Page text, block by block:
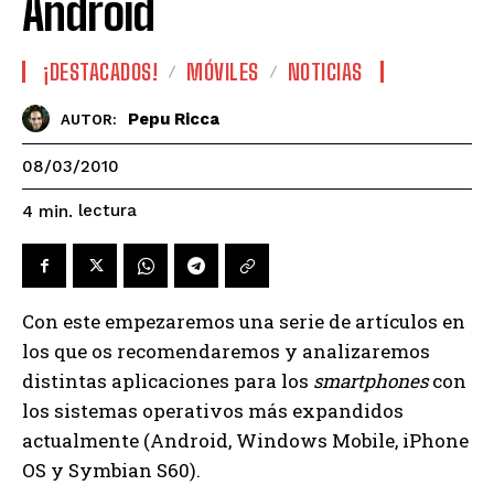
Android
¡DESTACADOS! MÓVILES NOTICIAS
AUTOR: Pepu Ricca
08/03/2010
4 min. lectura
Con este empezaremos una serie de artículos en
los que os recomendaremos y analizaremos
distintas aplicaciones para los smartphonescon
los sistemas operativos más expandidos
actualmente (Android, Windows Mobile, iPhone
OS y Symbian S60).